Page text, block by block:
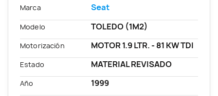
Marca Seat
Modelo TOLEDO (1M2)
Motorización MOTOR 1.9 LTR. - 81 KW TDI
Estado MATERIAL REVISADO
Año 1999